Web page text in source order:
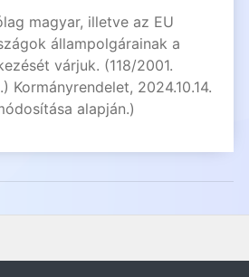
magyar, illetve az EU
állampolgárainak a
várjuk. (118/2001.
Kormányrendelet, 2024.10.14.
alapján.)